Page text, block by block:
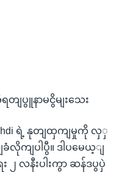
တျပွူနာမငွိမျးသေး
ရဲ့ နုတျထှကျမှုကို လှှ
လိုကျပါပွီ။ ဒါပမေယ့ျ
၂ လနီးပါးကွာ ဆန်ဒပွပှဲ